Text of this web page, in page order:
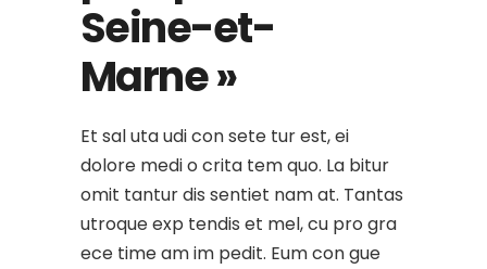
Seine-et-
Marne »
Et sal uta udi con sete tur est, ei
dolore medi o crita tem quo. La bitur
omit tantur dis sentiet nam at. Tantas
utroque exp tendis et mel, cu pro gra
ece time am im pedit. Eum con gue